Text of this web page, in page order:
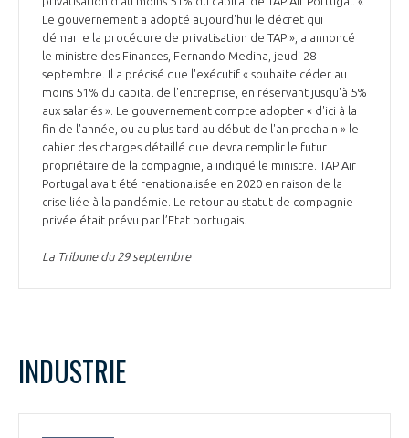
Le gouvernement a adopté aujourd'hui le décret qui
démarre la procédure de privatisation de TAP », a annoncé
le ministre des Finances, Fernando Medina, jeudi 28
septembre. Il a précisé que l'exécutif « souhaite céder au
moins 51% du capital de l'entreprise, en réservant jusqu'à 5%
aux salariés ». Le gouvernement compte adopter « d'ici à la
fin de l'année, ou au plus tard au début de l'an prochain » le
cahier des charges détaillé que devra remplir le futur
propriétaire de la compagnie, a indiqué le ministre. TAP Air
Portugal avait été renationalisée en 2020 en raison de la
crise liée à la pandémie. Le retour au statut de compagnie
privée était prévu par l’Etat portugais.
La Tribune du 29 septembre
INDUSTRIE